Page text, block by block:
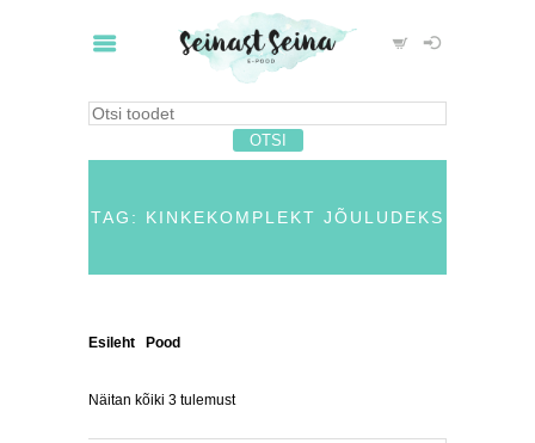
TAG: KINKEKOMPLEKT JÕULUDEKS
Esileht Pood
Näitan kõiki 3 tulemust